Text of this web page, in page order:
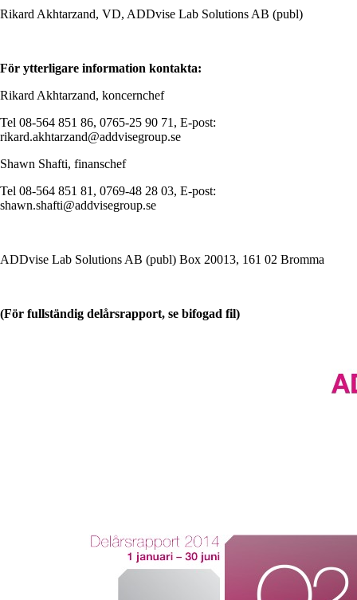
Rikard Akhtarzand, VD, ADDvise Lab Solutions AB (publ)
För ytterligare information kontakta:
Rikard Akhtarzand, koncernchef
Tel 08-564 851 86, 0765-25 90 71, E-post:
rikard.akhtarzand@addvisegroup.se
Shawn Shafti, finanschef
Tel 08-564 851 81, 0769-48 28 03, E-post:
shawn.shafti@addvisegroup.se
ADDvise Lab Solutions AB (publ) Box 20013, 161 02 Bromma
(För fullständig delårsrapport, se bifogad fil)